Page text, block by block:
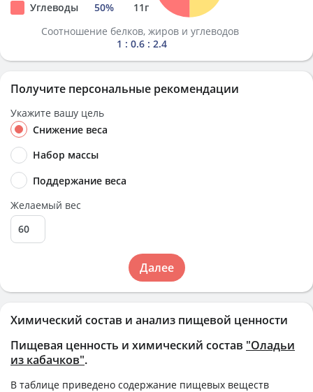
Химический состав и анализ пищевой ценности
Пищевая ценность и химический состав "Оладьи
из кабачков".
В таблице приведено содержание пищевых веществ
Углеводы
50% 11г
Соотношение белков, жиров и углеводов
1 : 0.6 : 2.4
Получите персональные рекомендации
Укажите вашу цель
Снижение веса
Набор массы
Поддержание веса
Желаемый вес
Далее